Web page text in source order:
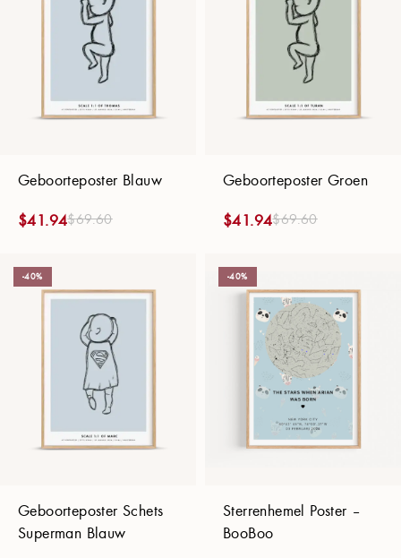
Geboorteposter Blauw
$69.60
$41.94
Geboorteposter Groen
$69.60
$41.94
-40%
Geboorteposter Schets
Superman Blauw
-40%
Sterrenhemel Poster –
BooBoo